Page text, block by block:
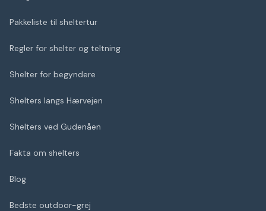
Pakkeliste til sheltertur
Regler for shelter og teltning
Shelter for begyndere
Shelters langs Hærvejen
Shelters ved Gudenåen
Fakta om shelters
Blog
Bedste outdoor-grej